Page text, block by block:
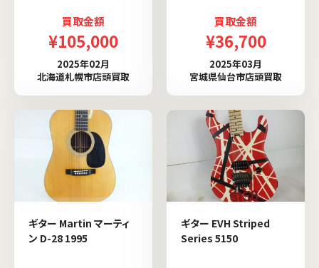
買取金額
¥105,000
2025年02月
北海道札幌市店頭買取
買取金額
¥36,700
2025年03月
宮城県仙台市店頭買取
ギター Martin マーティ
ン D-28 1995
ギター EVH Striped
Series 5150